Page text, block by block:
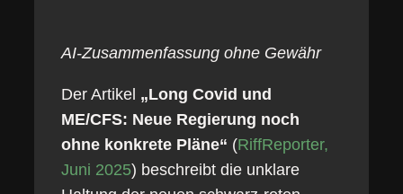
AI-Zusammenfassung ohne Gewähr
Der Artikel „Long Covid und
ME/CFS: Neue Regierung noch
ohne konkrete Pläne“ (RiffReporter,
Juni 2025) beschreibt die unklare